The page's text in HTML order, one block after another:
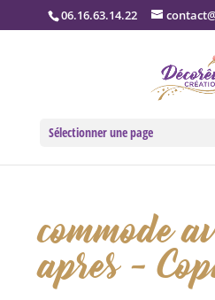
06.16.63.14.22
Sélectionner une page
commode
apres –